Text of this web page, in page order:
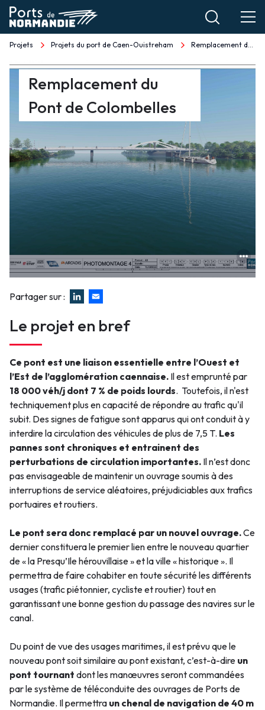
Aller
au
contenu
principal
Fil
d'Ariane
Projets Projets du port de Caen-Ouistreham Remplacement du Pont de Colombelles
Remplacement
du
de
Colombelles
Faux
Remplacement du
Pont de Colombelles
Partager sur :
Le projet en bref
Ce pont est une liaison essentielle entre l’Ouest et
l’Est de l’agglomération caennaise. Il est emprunté par
18 000 véh/j dont 7 % de poids lourds. Toutefois, il n'est
techniquement plus en capacité de répondre au trafic qu'il
subit. Des signes de fatigue sont apparus qui ont conduit à y
interdire la circulation des véhicules de plus de 7,5 T. Les
pannes sont chroniques et entrainent des
perturbations de circulation importantes. Il n’est donc
pas envisageable de maintenir un ouvrage soumis à des
interruptions de service aléatoires, préjudiciables aux trafics
portuaires et routiers.
Le pont sera donc remplacé par un nouvel ouvrage.Ce
dernier constituera le premier lien entre le nouveau quartier
de « la Presqu’Ile hérouvillaise » et la ville « historique ». Il
permettra de faire cohabiter en toute sécurité les différents
usages (trafic piétonnier, cycliste et routier) tout en
garantissant une bonne gestion du passage des navires sur le
canal.
Du point de vue des usages maritimes, il est prévu que le
nouveau pont soit similaire au pont existant, c’est-à-dire un
pont tournant dont les manœuvres seront commandées
par le système de téléconduite des ouvrages de Ports de
Normandie. Il permettra un chenal de navigation de 40 m